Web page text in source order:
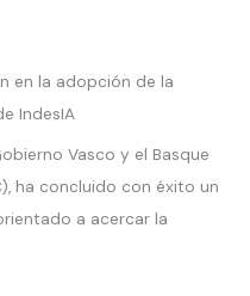
en la adopción de la
IndesIA
Vasco y el Basque
ha concluido con éxito un
a acercar la